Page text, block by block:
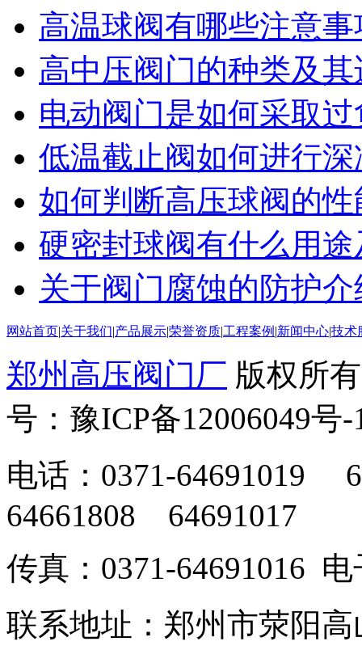
高温球阀有哪些注意事
高中压阀门的种类及
电动阀门是如何采取
低温截止阀如何进行
如何判断高压球阀的
硬密封球阀有什么用
关于阀门腐蚀的防护介
网站首页|关于我们|产品展示|荣誉资质|工程案例 |新闻中心|技术
郑州高压阀门厂 版权所
号：豫ICP备12006049号-
电话：0371-
64661808 64691017
传真：0371-64691016
联系地址：郑州市荥阳高